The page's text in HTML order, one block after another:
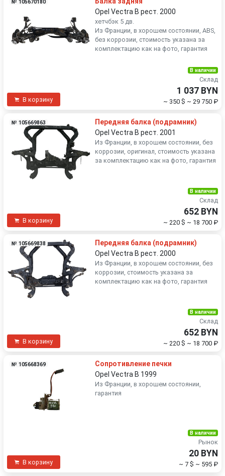
№ 105670180
Opel Vectra B рест. 2000
хетчбэк 5 дв.
Из Франции, в хорошем состоянии, ABS,
без коррозии, стоимость указана за
комплектацию как на фото, гарантия
В корзину
В наличии
Склад
1 037 BYN
~ 350 $ ~ 29 750 ₽
№ 105669863
Передняя балка (подрамник)
Opel Vectra B рест. 2001
Из Франции, в хорошем состоянии, без
коррозии, оригинал, стоимость указана
за комплектацию как на фото, гарантия
В корзину
В наличии
Склад
652 BYN
~ 220 $ ~ 18 700 ₽
№ 105669838
Передняя балка (подрамник)
Opel Vectra B рест. 2000
Из Франции, в хорошем состоянии, без
коррозии, стоимость указана за
комплектацию как на фото, гарантия
В корзину
В наличии
Склад
652 BYN
~ 220 $ ~ 18 700 ₽
№ 105668369
Сопротивление печки
Opel Vectra B 1999
Из Франции, в хорошем состоянии,
гарантия
В корзину
В наличии
Рынок
20 BYN
~ 7 $ ~ 595 ₽